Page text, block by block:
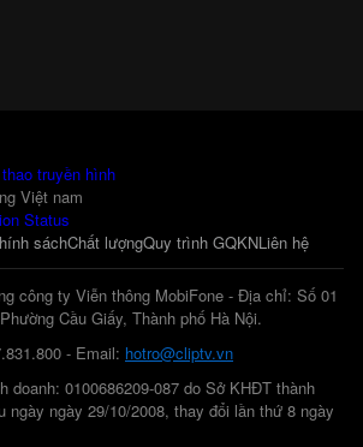
sáchChất lượngQuy trình GQKNLiên hệ
công ty Viễn thông MobiFone - Địa chỉ: Số 01
Cầu Giấy, Thành phố Hà Nội.
- Email: hotro@cliptv.vn
doanh: 0100686209-087 do Sở KHĐT thành
ngày ngày 29/10/2008, thay đổi lần thứ 8 ngày